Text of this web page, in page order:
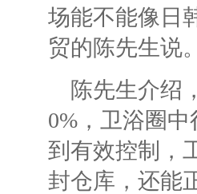
场能不能像日
贸的陈先生说。
陈先生介绍
0%，卫浴圈
到有效控制，
封仓库，还能